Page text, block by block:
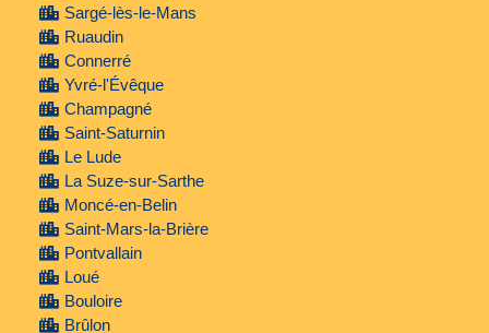
Sargé-lès-le-Mans
Ruaudin
Connerré
Yvré-l'Évêque
Champagné
Saint-Saturnin
Le Lude
La Suze-sur-Sarthe
Moncé-en-Belin
Saint-Mars-la-Brière
Pontvallain
Loué
Bouloire
Brûlon